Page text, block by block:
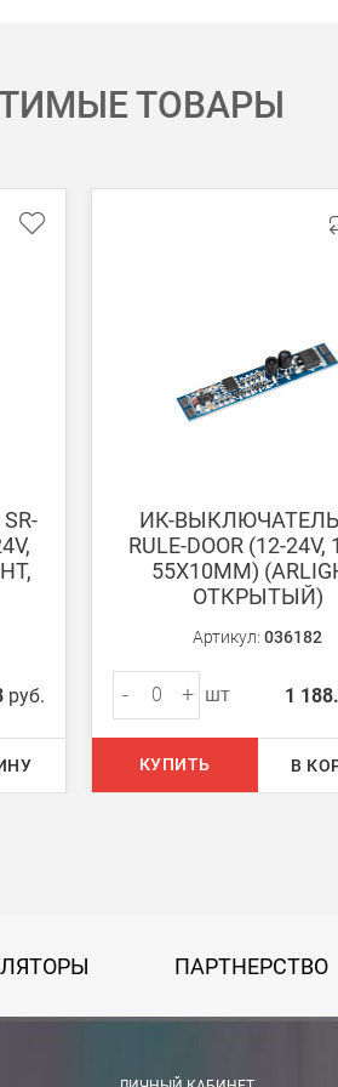
доставки. Обратите внимание, что
ТОВАРЫ
руб.
ИК-ВЫКЛЮЧАТЕЛЬ
RULE-DOOR (12-24V,
55X10MM)
ОТКРЫТЫЙ)
Артикул: 036182
- + шт 1
КУПИТЬ В
ПАРТНЕРСТВО